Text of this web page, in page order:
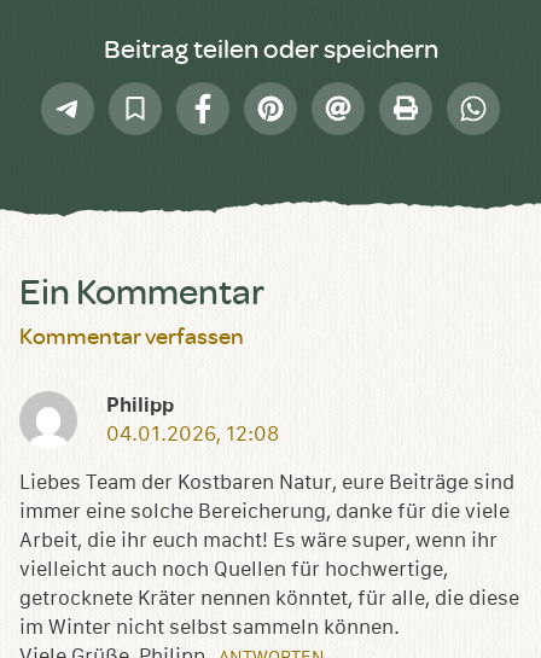
Beitrag teilen oder speichern
Telegram
In
Sammlung
FacebookPinterest
E-
Mail
Drucken
Ein Kommentar
Kommentar verfassen
Philipp
04.01.2026, 12:08
Liebes Team der Kostbaren Natur, eure Beiträge sind
immer eine solche Bereicherung, danke für die viele
Arbeit, die ihr euch macht! Es wäre super, wenn ihr
vielleicht auch noch Quellen für hochwertige,
getrocknete Kräter nennen könntet, für alle, die diese
im Winter nicht selbst sammeln können.